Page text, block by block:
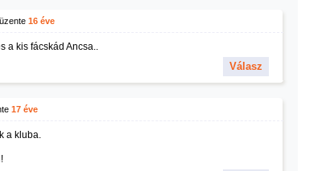
üzente 16 éve
a kis fácskád Ancsa..
Válasz
17 éve
a kluba.